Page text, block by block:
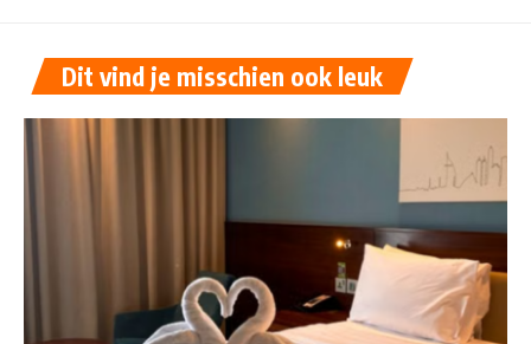
Dit vind je misschien ook leuk